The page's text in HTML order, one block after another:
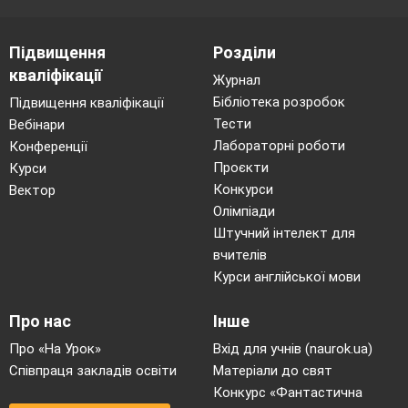
Бути вільною людиною означає усвідомлювати
свою неповторність, однак жодною мірою не
плекати у собі зверхності.
Бути вільною людиною означає завжди і всюди
самостійно додержуватися принципу нашої
рівності один з одним, а також рівності перед
законом.
І найважливіше: бути вільною людиною
означає чинити добро.
Саме в цьому полягає найглибший смисл
2. Бути українцем
Національна і культурна приналежність людини є
значною мірою результатом духовного зусилля.
Підвищення
кваліфікації
Підвищення кваліфікації
Вебінари
Конференції
Курси
Вектор
Розділи
Журнал
Бібліотека розробок
Тести
Лабораторні роботи
Проєкти
Конкурси
Олімпіади
Штучний інтелект для
вчителів
Курси англійської мови
Про нас
Про «На Урок»
Співпраця закладів освіти
Інше
Вхід для учнів (naurok.ua)
Матеріали до свят
Конкурс «Фантастична